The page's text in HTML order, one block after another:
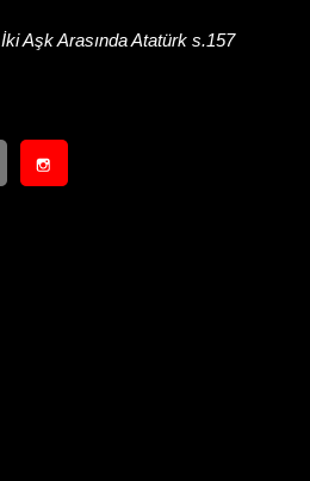
Aşk Arasında Atatürk s.157